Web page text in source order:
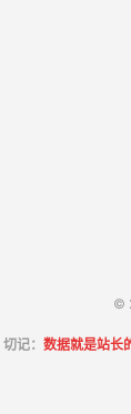
©
切记： 数据就是站长